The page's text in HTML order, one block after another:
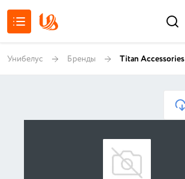
Унибелус Бренды Titan Accessories